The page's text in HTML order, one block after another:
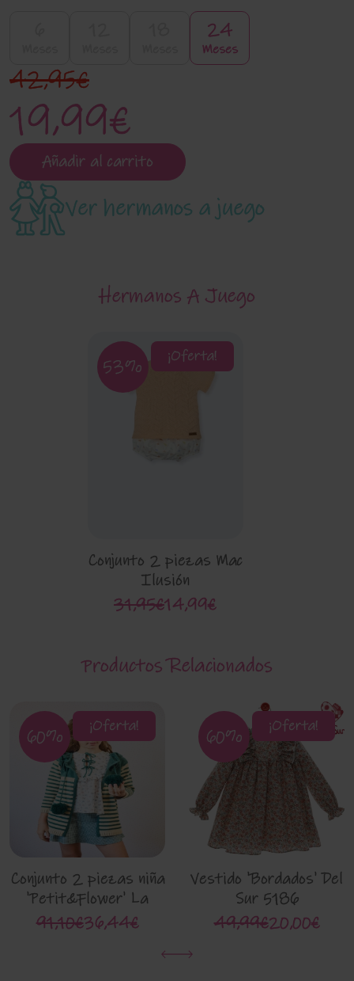
24
Meses
19,99€
42,95€
Añadir al carrito
Ver hermanos a juego
Hermanos A Juego
¡Oferta!
53%
Conjunto 2 piezas Mac
Ilusión
31,95€14,99€
Productos Relacionados
¡Oferta!
60%
Conjunto 2 piezas niña
'Petit&Flower' La
Martinica 9882g
91,10€36,44€
¡Oferta!
60%
Vestido 'Bordados' Del
Sur 5186
49,99€20,00€